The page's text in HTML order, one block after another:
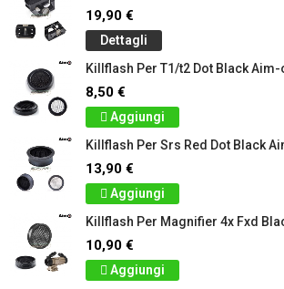
19,90 €
Dettagli
Killflash Per T1/t2 Dot Black
8,50 €
Aggiungi
Killflash Per Srs Red Dot Black
13,90 €
Aggiungi
Killflash Per Magnifier 4x Fxd
10,90 €
Aggiungi